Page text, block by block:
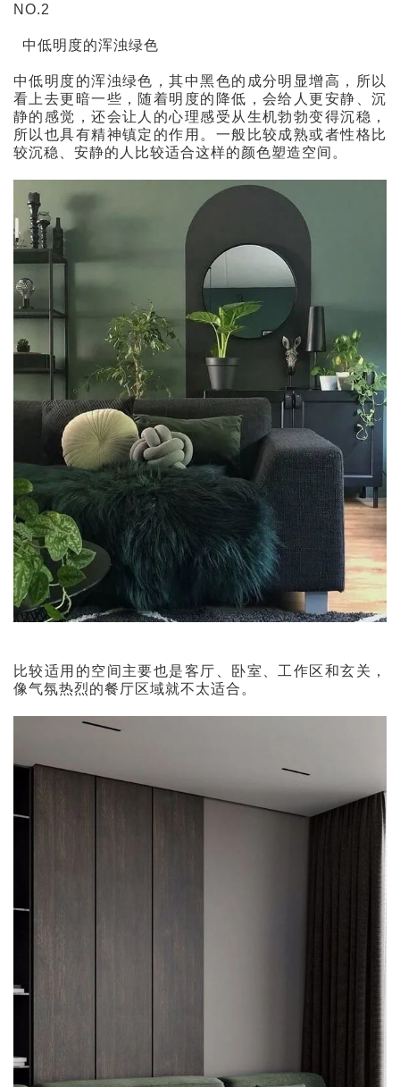
NO.2
中低明度的浑浊绿色
中低明度的浑浊绿色，其中黑色的成分明显增高，所以
看上去更暗一些，随着明度的降低，会给人更安静、沉
静的感觉，还会让人的心理感受从生机勃勃变得沉稳，
所以也具有精神镇定的作用。一般比较成熟或者性格比
较沉稳、安静的人比较适合这样的颜色塑造空间。
比较适用的空间主要也是客厅、卧室、工作区和玄关，
像气氛热烈的餐厅区域就不太适合。